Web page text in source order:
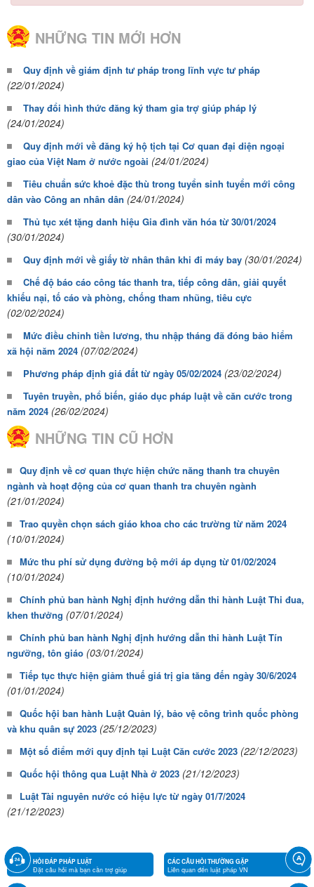
NHỮNG TIN MỚI HƠN
Quy định về giám định tư pháp trong lĩnh vực tư pháp
(22/01/2024)
Thay đổi hình thức đăng ký tham gia trợ giúp pháp lý
(24/01/2024)
Quy định mới về đăng ký hộ tịch tại Cơ quan đại diện ngoại
giao của Việt Nam ở nước ngoài (24/01/2024)
Tiêu chuẩn sức khoẻ đặc thù trong tuyển sinh tuyển mới công
dân vào Công an nhân dân (24/01/2024)
Thủ tục xét tặng danh hiệu Gia đình văn hóa từ 30/01/2024
(30/01/2024)
Quy định mới về giấy tờ nhân thân khi đi máy bay (30/01/2024)
Chế độ báo cáo công tác thanh tra, tiếp công dân, giải quyết
khiếu nại, tố cáo và phòng, chống tham nhũng, tiêu cực
(02/02/2024)
Mức điều chỉnh tiền lương, thu nhập tháng đã đóng bảo hiểm
xã hội năm 2024 (07/02/2024)
Phương pháp định giá đất từ ngày 05/02/2024 (23/02/2024)
Tuyên truyền, phổ biến, giáo dục pháp luật về căn cước trong
năm 2024 (26/02/2024)
NHỮNG TIN CŨ HƠN
Quy định về cơ quan thực hiện chức năng thanh tra chuyên
ngành và hoạt động của cơ quan thanh tra chuyên ngành
(21/01/2024)
Trao quyền chọn sách giáo khoa cho các trường từ năm 2024
(10/01/2024)
Mức thu phí sử dụng đường bộ mới áp dụng từ 01/02/2024
(10/01/2024)
Chính phủ ban hành Nghị định hướng dẫn thi hành Luật Thi đua,
khen thưởng (07/01/2024)
Chính phủ ban hành Nghị định hướng dẫn thi hành Luật Tín
ngưỡng, tôn giáo (03/01/2024)
Tiếp tục thực hiện giảm thuế giá trị gia tăng đến ngày 30/6/2024
(01/01/2024)
Quốc hội ban hành Luật Quản lý, bảo vệ công trình quốc phòng
và khu quân sự 2023 (25/12/2023)
Một số điểm mới quy định tại Luật Căn cước 2023 (22/12/2023)
Quốc hội thông qua Luật Nhà ở 2023 (21/12/2023)
Luật Tài nguyên nước có hiệu lực từ ngày 01/7/2024
(21/12/2023)
HỎI ĐÁP PHÁP LUẬT
Đặt câu hỏi mà bạn cần trợ giúp
CÁC CÂU HỎI THƯỜNG GẶP
Liên quan đến luật pháp VN